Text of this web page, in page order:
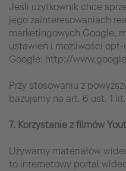
Jeśli użytkownik chce
jego zainteresowaniach
marketingowych Google,
ustawień i możliwości
Google: http://
Przy stosowaniu z
bazujemy na art. 6 ust. 1 lit.
7. Korzystanie z filmów
Używamy materiałów
to internetowy portal